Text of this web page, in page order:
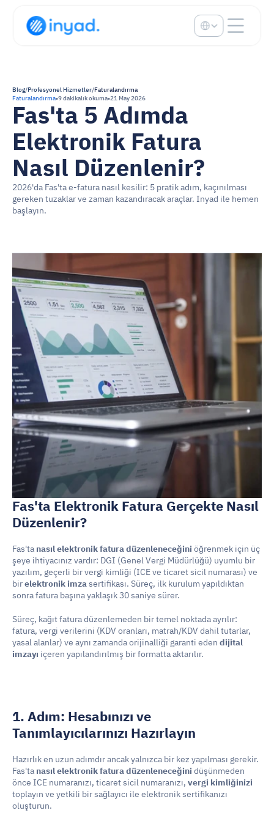
Blog/Profesyonel Hizmetler/Faturalandırma
Faturalandırma•9 dakikalık okuma•21 May 2026
Fas'ta 5 Adımda
Elektronik Fatura
Nasıl Düzenlenir?
2026'da Fas'ta e-fatura nasıl kesilir: 5 pratik adım, kaçınılması
gereken tuzaklar ve zaman kazandıracak araçlar. Inyad ile hemen
başlayın.
Fas'ta Elektronik Fatura Gerçekte Nasıl
Düzenlenir?
Fas'ta nasıl elektronik fatura düzenleneceğini öğrenmek için üç
şeye ihtiyacınız vardır: DGI (Genel Vergi Müdürlüğü) uyumlu bir
yazılım, geçerli bir vergi kimliği (ICE ve ticaret sicil numarası) ve
bir elektronik imza sertifikası. Süreç, ilk kurulum yapıldıktan
sonra fatura başına yaklaşık 30 saniye sürer.
Süreç, kağıt fatura düzenlemeden bir temel noktada ayrılır:
fatura, vergi verilerini (KDV oranları, matrah/KDV dahil tutarlar,
yasal alanlar) ve aynı zamanda orijinalliği garanti eden dijital
imzayı içeren yapılandırılmış bir formatta aktarılır.
1. Adım: Hesabınızı ve
Tanımlayıcılarınızı Hazırlayın
Hazırlık en uzun adımdır ancak yalnızca bir kez yapılması gerekir.
Fas'ta nasıl elektronik fatura düzenleneceğini düşünmeden
önce ICE numaranızı, ticaret sicil numaranızı, vergi kimliğinizi
toplayın ve yetkili bir sağlayıcı ile elektronik sertifikanızı
oluşturun.
Select Language